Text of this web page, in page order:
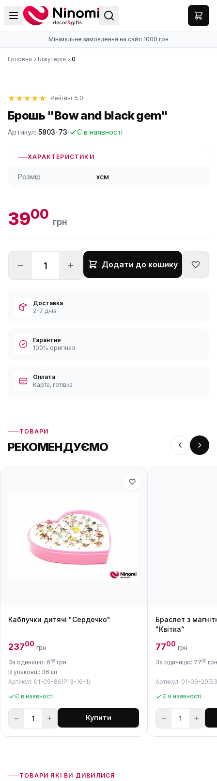
Мінімальне замовлення на сайті 1000 грн
Головна Біжутерія 0
Рейтинг 5.0
Брошь "Bow and black gem"
Артикул: 5803-73 Є в наявності
ХАРАКТЕРИСТИКИ
Розмір xсм
3900 грн
Додати до кошику
Доставка
2-7 днів
Гарантия
100% оригінал
Оплата
Карта, готівка
ТОВАРИ
РЕКОМЕНДУЄМО
Каблучки дитячі "Сердечко"
23700 грн
За одиницю: 658 грн
В упаковці: 36 шт
Артикул: 01-09-86(P13-16-1)
Є в наявності
Купити
Браслет з
"Квітка"
7700 грн
За одиницю: 7700 грн
Артикул: 01-09-
Є в наявності
ТОВАРИ ЯКІ ВИ ДИВИЛИСЯ